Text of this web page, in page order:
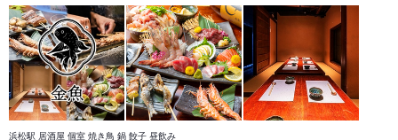
浜松駅 居酒屋 個室 焼き鳥 鍋 餃子 昼飲み